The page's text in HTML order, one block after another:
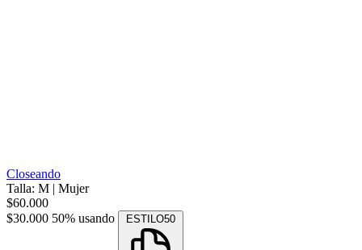
Closeando
Talla: M | Mujer
$60.000
$30.000 50% usando ESTILO50